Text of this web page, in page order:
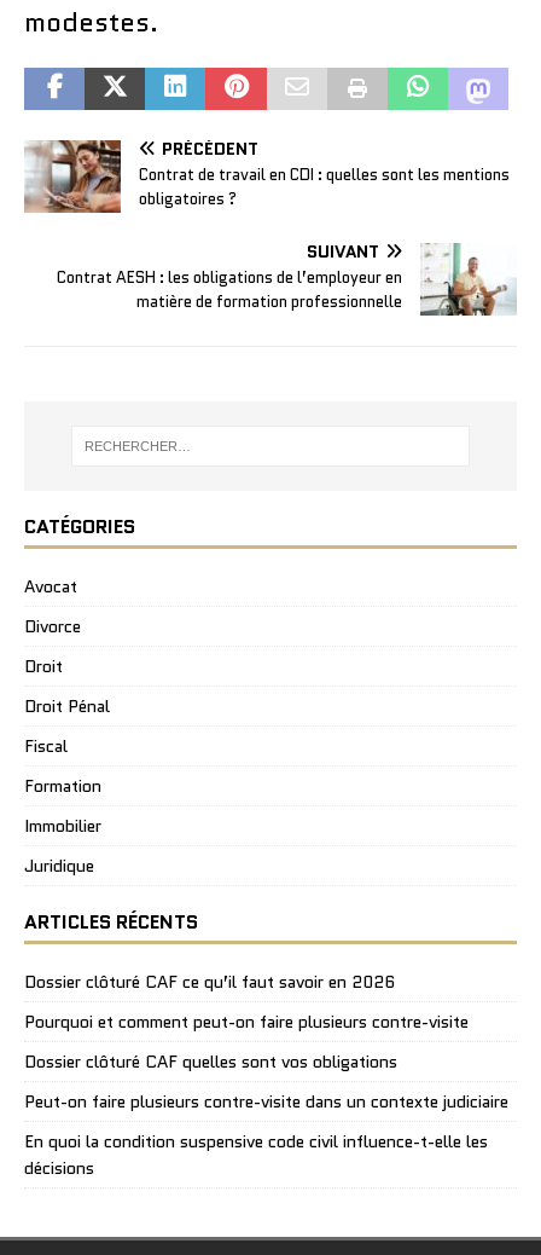
modestes.
PRÉCÉDENT
Contrat de travail en CDI : quelles sont les mentions
obligatoires ?
SUIVANT
Contrat AESH : les obligations de l’employeur en
matière de formation professionnelle
CATÉGORIES
Avocat
Divorce
Droit
Droit Pénal
Fiscal
Formation
Immobilier
Juridique
ARTICLES RÉCENTS
Dossier clôturé CAF ce qu’il faut savoir en 2026
Pourquoi et comment peut-on faire plusieurs contre-visite
Dossier clôturé CAF quelles sont vos obligations
Peut-on faire plusieurs contre-visite dans un contexte judiciaire
En quoi la condition suspensive code civil influence-t-elle les
décisions